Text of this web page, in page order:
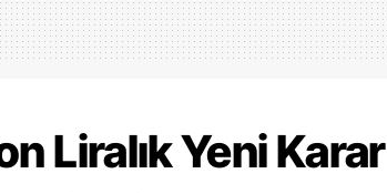
Liralık Yeni Karar